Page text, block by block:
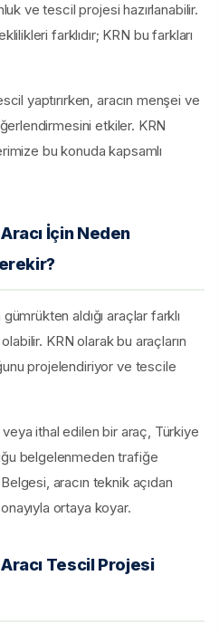
ve tescil projesi hazırlanabilir.
farklıdır; KRN bu farkları
yaptırırken, aracın menşei ve
etkiler. KRN
bu konuda kapsamlı
İçin Neden
aldığı araçlar farklı
KRN olarak bu araçların
projelendiriyor ve tescile
ithal edilen bir araç, Türkiye
belgelenmeden trafiğe
aracın teknik açıdan
ortaya koyar.
Tescil Projesi